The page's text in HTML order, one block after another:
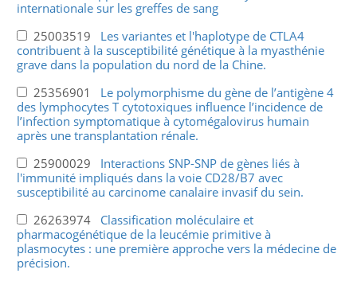
internationale sur les greffes de sang
25003519 Les variantes et l'haplotype de CTLA4
contribuent à la susceptibilité génétique à la myasthénie
grave dans la population du nord de la Chine.
25356901 Le polymorphisme du gène de l’antigène 4
des lymphocytes T cytotoxiques influence l’incidence de
l’infection symptomatique à cytomégalovirus humain
après une transplantation rénale.
25900029 Interactions SNP-SNP de gènes liés à
l'immunité impliqués dans la voie CD28/B7 avec
susceptibilité au carcinome canalaire invasif du sein.
26263974 Classification moléculaire et
pharmacogénétique de la leucémie primitive à
plasmocytes : une première approche vers la médecine de
précision.